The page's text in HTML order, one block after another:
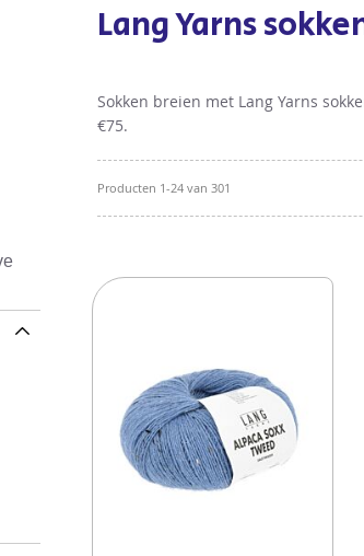
Lang Yarns
Sokken breien met Lang Yarns
€75.
Producten 1-24van 301